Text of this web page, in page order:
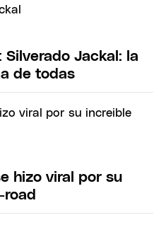
Jackal: la
de todas
hizo viral por su